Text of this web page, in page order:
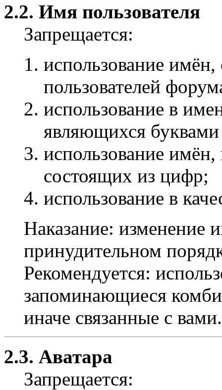
2.2. Имя пользователя
Запрещается:
использование
пользователей
использование в
являющихся
использование
состоящих из цифр;
использование в
Наказание: изменение
принудительном
Рекомендуется:
запоминающиеся
иначе связанные с вами.
2.3. Аватара
Запрещается: